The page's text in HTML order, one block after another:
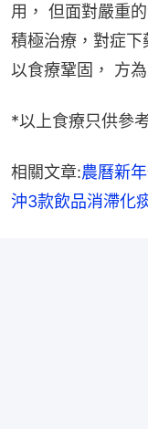
用， 但面對嚴重
積極治療，對症
以食療鞏固， 方
*以上食療只供參
相關文章:農曆新
沖3款飲品消滯化